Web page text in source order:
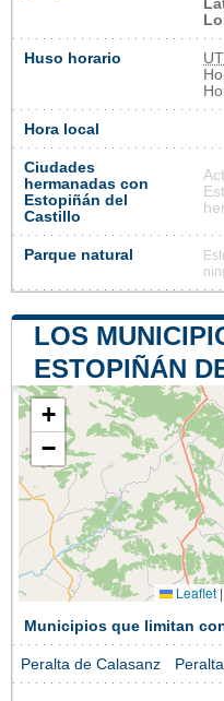
Huso horario
Hora local
Ciudades
hermanadas con
Estopiñán del
Castillo
Parque natural
LOS
ESTOPIÑÁN
+
−
Leaflet |
Municipios que limitan
Peralta de Calasanz